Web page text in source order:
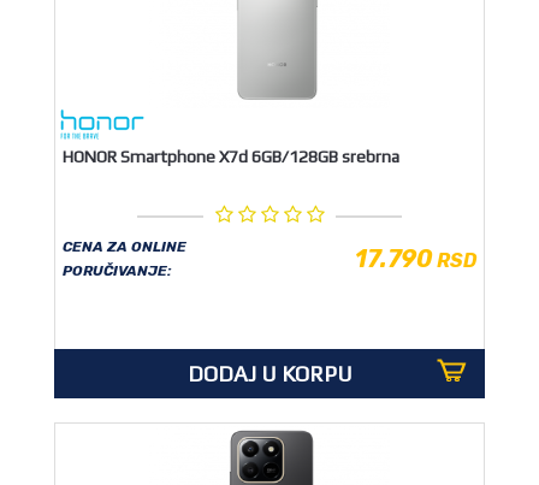
HONOR Smartphone X7d 6GB/128GB srebrna
CENA ZA ONLINE
PORUČIVANJE:
17.790RSD
DODAJ U KORPU